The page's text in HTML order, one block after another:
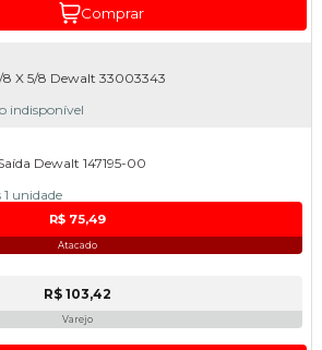
Comprar
8 X 5/8 Dewalt 33003343
indisponível
Dewalt 147195-00
1 unidade
R$ 75,49
Atacado
R$ 103,42
Varejo